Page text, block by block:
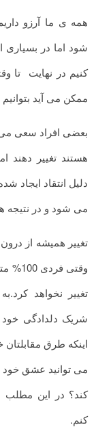
همه ی ما آرزو
شود اما در
کنیم در نهایت تا
ممکن می آید بتوانیم
بعضی افراد سعی می
هستند تغییر
دلیل انتقاد ایجاد
می شود و در نتیجه
تغییر همیشه از
وقتی
تغییر نخواهد
شریک دلدادگی خود
اینکه طرق
می توانید عشق خود
کند؟ در این
کنم.